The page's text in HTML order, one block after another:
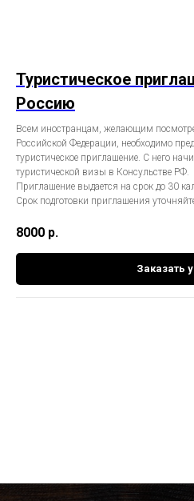
Туристическое
Россию
Всем иностранцам, желающим
Российской Федерации, необходимо
туристическое приглашение. С него
туристической визы в Консульстве РФ.
Приглашение выдается на срок до 30
Срок подготовки приглашения
8000 р.
Заказать